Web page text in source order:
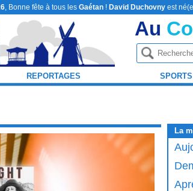
, Bonne fête à tous les Gaétan! David Duchovnyest
Au
REPORTAGES SPORTS
La